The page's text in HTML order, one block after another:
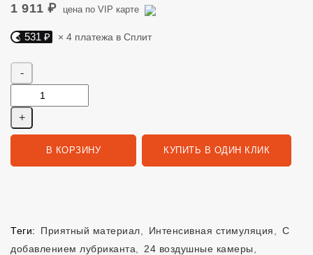
1 911 ₽ цена по VIP карте
Яндекс Сплит. 531 руб, 4 платежа в Сплит
531 ₽ × 4 платежа в Сплит
В КОРЗИНУ КУПИТЬ В ОДИН КЛИК
Теги: Приятный материал Интенсивная стимуляция
С
добавлением лубриканта
24 воздушные камеры